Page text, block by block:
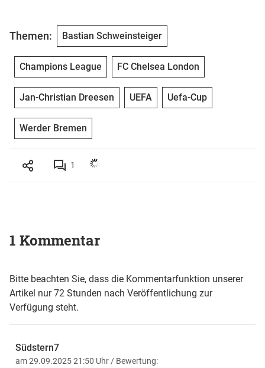
Themen: Bastian Schweinsteiger
Champions League FC Chelsea London
Jan-Christian Dreesen UEFA Uefa-Cup
Werder Bremen
1
1 Kommentar
Bitte beachten Sie, dass die Kommentarfunktion unserer
Artikel nur 72 Stunden nach Veröffentlichung zur
Verfügung steht.
Südstern7
am 29.09.2025 21:50 Uhr / Bewertung: